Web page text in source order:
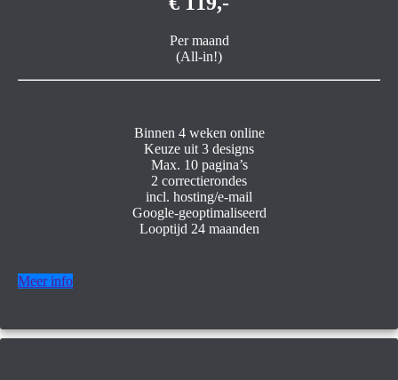
Per maand
(All-in!)
Binnen 4 weken online
Keuze uit 3 designs
Max. 10 pagina’s
2 correctierondes
incl. hosting/e-mail
Google-geoptimaliseerd
Looptijd 24 maanden
Meer info